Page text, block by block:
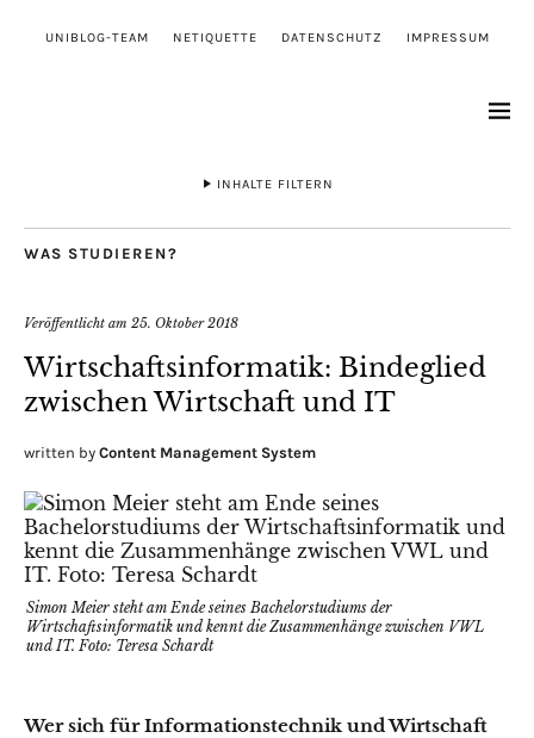
UNIBLOG-TEAM NETIQUETTE DATENSCHUTZ IMPRESSUM
INHALTE FILTERN
WAS STUDIEREN?
Veröffentlicht am 25. Oktober 2018
Wirtschaftsinformatik: Bindeglied
zwischen Wirtschaft und IT
written by Content Management System
Simon Meier steht am Ende seines Bachelorstudiums der
Wirtschaftsinformatik und kennt die Zusammenhänge zwischen VWL
und IT. Foto: Teresa Schardt
Wer sich für Informationstechnik und Wirtschaft